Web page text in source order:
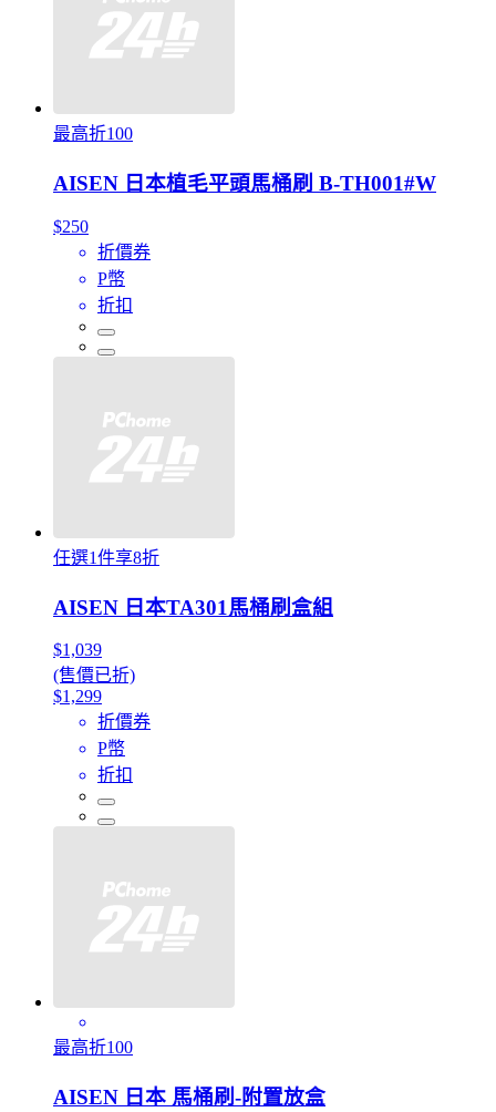
最高折100
AISEN 日本植毛平頭馬桶刷 B-TH001#W
$250
折價券
P幣
折扣
任選1件享8折
AISEN 日本TA301馬桶刷盒組
$1,039
(售價已折)
$1,299
折價券
P幣
折扣
最高折100
AISEN 日本 馬桶刷-附置放盒